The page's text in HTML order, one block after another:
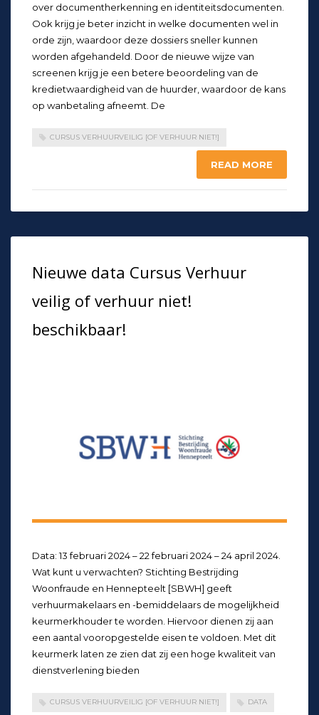
over documentherkenning en identiteitsdocumenten.
Ook krijg je beter inzicht in welke documenten wel in
orde zijn, waardoor deze dossiers sneller kunnen
worden afgehandeld. Door de nieuwe wijze van
screenen krijg je een betere beoordeling van de
kredietwaardigheid van de huurder, waardoor de kans
op wanbetaling afneemt. De
CURSUS VERHUURVEILIG [OF VERHUUR NIET!]
READ MORE
Nieuwe data Cursus Verhuur
veilig of verhuur niet!
beschikbaar!
Data: 13 februari 2024 – 22 februari 2024 – 24 april 2024.
Wat kunt u verwachten? Stichting Bestrijding
Woonfraude en Hennepteelt [SBWH] geeft
verhuurmakelaars en -bemiddelaars de mogelijkheid
keurmerkhouder te worden. Hiervoor dienen zij aan
een aantal vooropgestelde eisen te voldoen. Met dit
keurmerk laten ze zien dat zij een hoge kwaliteit van
dienstverlening bieden
CURSUS VERHUURVEILIG [OF VERHUUR NIET!] DATA